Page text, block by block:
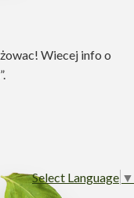
Wiecej info o
Select Language ▼